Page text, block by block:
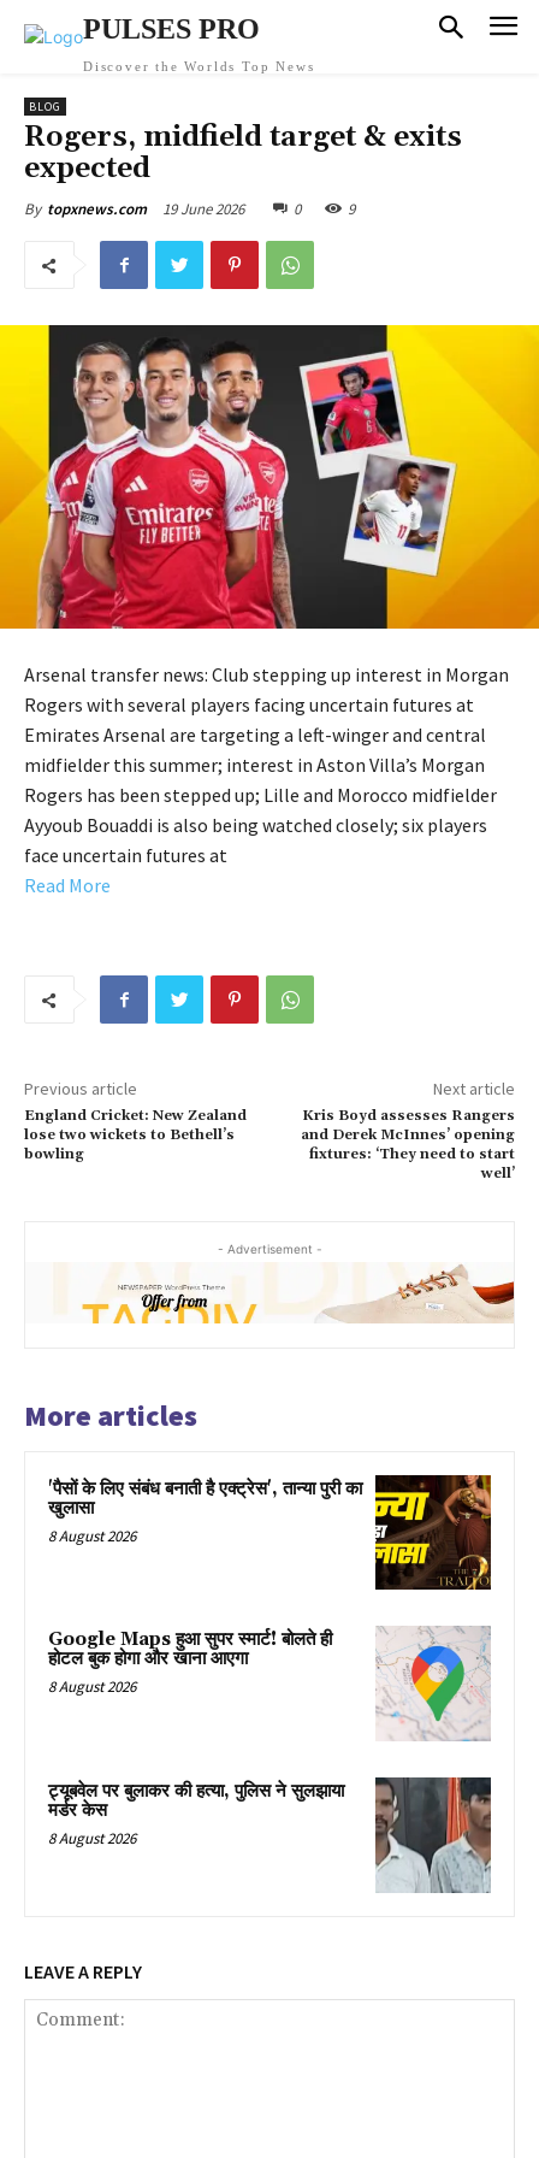
PULSES PRO
Discover the Worlds Top News
BLOG
Rogers, midfield target & exits
expected
By topxnews.com 19 June 2026 0 9
Arsenal transfer news: Club stepping up interest in Morgan
Rogers with several players facing uncertain futures at
Emirates Arsenal are targeting a left-winger and central
midfielder this summer; interest in Aston Villa’s Morgan
Rogers has been stepped up; Lille and Morocco midfielder
Ayyoub Bouaddi is also being watched closely; six players
face uncertain futures at
Read More
Previous article
England Cricket: New Zealand
lose two wickets to Bethell’s
bowling
Next article
Kris Boyd assesses Rangers
and Derek McInnes’ opening
fixtures: ‘They need to start
well’
- Advertisement -
More articles
'पैसों के लिए संबंध बनाती है एक्ट्रेस', तान्या पुरी का
खुलासा
8 August 2026
Google Maps हुआ सुपर स्मार्ट! बोलते ही
होटल बुक होगा और खाना आएगा
8 August 2026
ट्यूबवेल पर बुलाकर की हत्या, पुलिस ने सुलझाया
मर्डर केस
8 August 2026
LEAVE A REPLY